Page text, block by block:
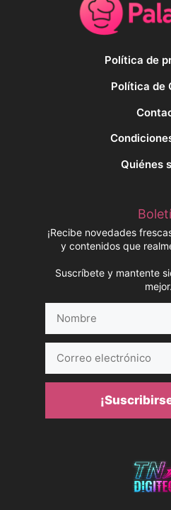
Política de
Política de
Quiénes
¡Recibe novedades
y contenidos que
Suscríbete y mantente
mejor.
electrónico